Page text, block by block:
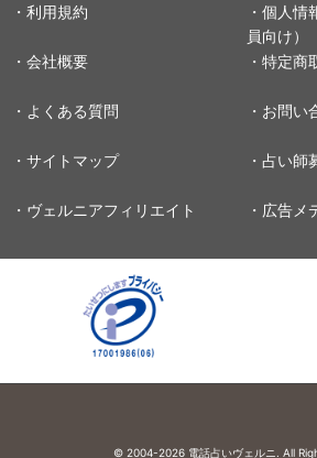
・利用規約
・個人情
員向け）
・会社概要
・特定商
・よくある質問 ・お問い
・サイトマップ ・占い師
・ヴェルニアフィリエイト ・広告メ
© 2004-2026 電話占いヴェルニ. All